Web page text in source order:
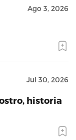
Ago 3, 2026
Jul 30, 2026
historia